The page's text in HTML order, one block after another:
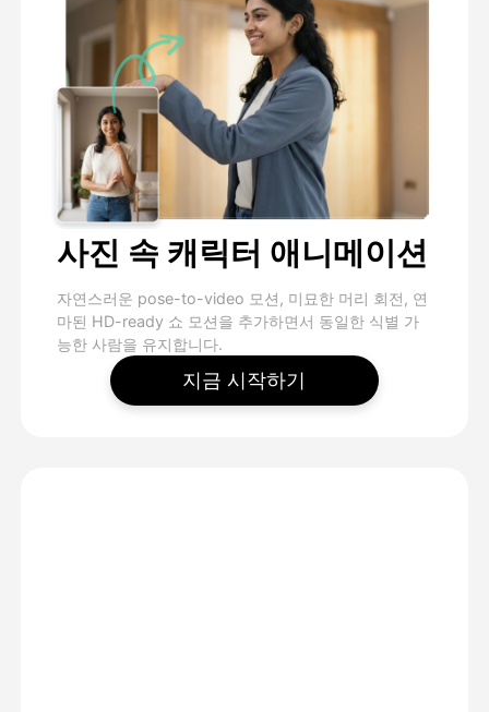
사진 속 캐릭터 애니메이션
자연스러운 pose-to-video 모션, 미묘한 머리 회전, 연
마된 HD-ready 쇼 모션을 추가하면서 동일한 식별 가
능한 사람을 유지합니다.
지금 시작하기